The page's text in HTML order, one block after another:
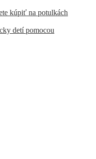
kúpiť na potulkách
detí pomocou